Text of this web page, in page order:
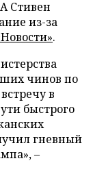
Стивен
из-за
.
чинов по
в
быстрого
гневный
–